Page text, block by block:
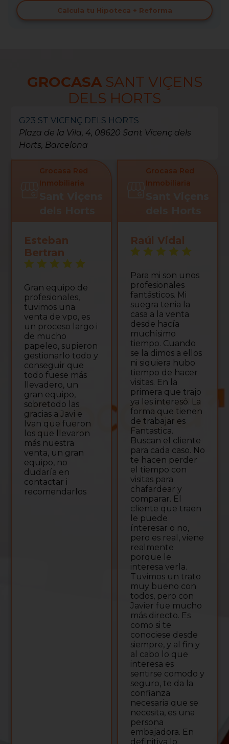
Calcula tu Hipoteca + Reforma
GROCASA SANT VIÇENS
DELS HORTS
G23 ST VICENÇ DELS HORTS
Plaza de la Vila, 4, 08620 Sant Vicenç dels
Horts, Barcelona
Grocasa Red
Inmobiliaria
Esteban
Bertran
Gran equipo de
profesionales,
tuvimos una
venta de vpo, es
un proceso largo i
de mucho
papeleo, supieron
gestionarlo todo y
conseguir que
todo fuese más
llevadero, un
gran equipo,
sobretodo las
gracias a Javi e
Ivan que fueron
los que llevaron
más nuestra
venta, un gran
equipo, no
dudaría en
contactar i
recomendarlos
Grocasa Red
Inmobiliaria
Raúl Vidal
Para mi son unos
profesionales
fantásticos. Mi
suegra tenia la
casa a la venta
desde hacía
muchísimo
tiempo. Cuando
se la dimos a ellos
ni siquiera hubo
tiempo de hacer
visitas. En la
primera que trajo
ya les interesó. La
forma que tienen
de trabajar es
Fantastica.
Buscan el cliente
para cada caso. No
te hacen perder
el tiempo con
visitas para
chafardear y
comparar. El
cliente que traen
le puede
ínteresar o no,
pero es real, viene
realmente
porque le
interesa verla.
Tuvimos un trato
muy bueno con
todos, pero con
Javier fue mucho
más directo. Es
como si te
conociese desde
siempre, y al fin y
al cabo lo que
interesa es
sentirse comodo y
seguro, te da la
confianza
necesaria que se
necesita, es una
persona
embajadora. En
definitiva lo